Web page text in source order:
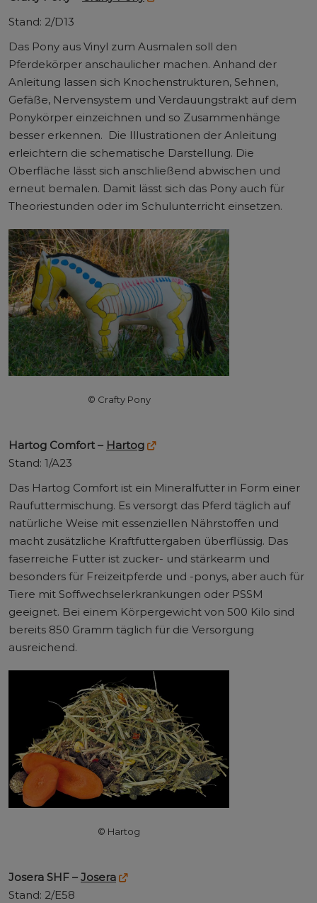
Stand: 2/D13
Das Pony aus Vinyl zum Ausmalen soll den
Pferdekörper anschaulicher machen. Anhand der
Anleitung lassen sich Knochenstrukturen, Sehnen,
Gefäße, Nervensystem und Verdauungstrakt auf dem
Ponykörper einzeichnen und so Zusammenhänge
besser erkennen. Die Illustrationen der Anleitung
erleichtern die schematische Darstellung. Die
Oberfläche lässt sich anschließend abwischen und
erneut bemalen. Damit lässt sich das Pony auch für
Theoriestunden oder im Schulunterricht einsetzen.
© Crafty Pony
Hartog Comfort – Hartog
Stand: 1/A23
Das Hartog Comfort ist ein Mineralfutter in Form einer
Raufuttermischung. Es versorgt das Pferd täglich auf
natürliche Weise mit essenziellen Nährstoffen und
macht zusätzliche Kraftfuttergaben überflüssig. Das
faserreiche Futter ist zucker- und stärkearm und
besonders für Freizeitpferde und -ponys, aber auch für
Tiere mit Soffwechselerkrankungen oder PSSM
geeignet. Bei einem Körpergewicht von 500 Kilo sind
bereits 850 Gramm täglich für die Versorgung
ausreichend.
© Hartog
Josera SHF – Josera
Stand: 2/E58